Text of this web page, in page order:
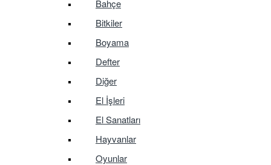
Bahçe
Bitkiler
Boyama
Defter
Diğer
El İşleri
El Sanatları
Hayvanlar
Oyunlar